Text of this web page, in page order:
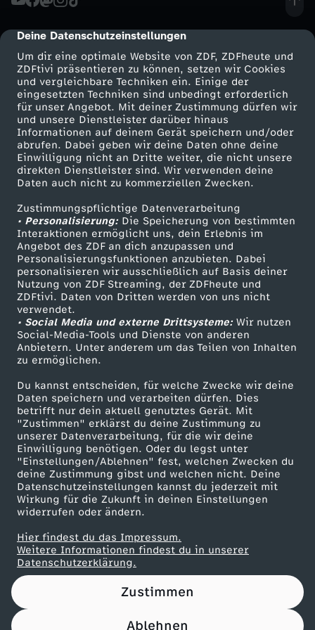
cmp-dialog-description
Deine Datenschutzeinstellungen
Um dir eine optimale Website von ZDF, ZDFheute und
ZDFtivi präsentieren zu können, setzen wir Cookies
und vergleichbare Techniken ein. Einige der
eingesetzten Techniken sind unbedingt erforderlich
für unser Angebot. Mit deiner Zustimmung dürfen wir
und unsere Dienstleister darüber hinaus
Informationen auf deinem Gerät speichern und/oder
abrufen. Dabei geben wir deine Daten ohne deine
Einwilligung nicht an Dritte weiter, die nicht unsere
direkten Dienstleister sind. Wir verwenden deine
Daten auch nicht zu kommerziellen Zwecken.
Zustimmungspflichtige Datenverarbeitung
• Personalisierung:Die Speicherung von bestimmten
Interaktionen ermöglicht uns, dein Erlebnis im
Angebot des ZDF an dich anzupassen und
Personalisierungsfunktionen anzubieten. Dabei
personalisieren wir ausschließlich auf Basis deiner
Nutzung von ZDF Streaming, der ZDFheute und
ZDFtivi. Daten von Dritten werden von uns nicht
verwendet.
• Social Media und externe Drittsysteme:Wir nutzen
Social-Media-Tools und Dienste von anderen
Anbietern. Unter anderem um das Teilen von Inhalten
zu ermöglichen.
Du kannst entscheiden, für welche Zwecke wir deine
Daten speichern und verarbeiten dürfen. Dies
betrifft nur dein aktuell genutztes Gerät. Mit
"Zustimmen" erklärst du deine Zustimmung zu
unserer Datenverarbeitung, für die wir deine
Einwilligung benötigen. Oder du legst unter
"Einstellungen/Ablehnen" fest, welchen Zwecken du
deine Zustimmung gibst und welchen nicht. Deine
Datenschutzeinstellungen kannst du jederzeit mit
Wirkung für die Zukunft in deinen Einstellungen
widerrufen oder ändern.
Hier findest du das Impressum.
Weitere Informationen findest du in unserer
Datenschutzerklärung.
Zustimmen
Ablehnen
e
n
d
e
M
o
r
d
-
B
l
u
t
s
b
n
d
e
p
u
r
g
i
s
n
a
c
h
t
-
D
i
e
M
ä
d
c
l
m
a
n
n
s
l
e
t
z
t
e
B
e
s
c
h
d
a
u
f
h
ö
c
h
s
t
e
r
E
b
e
n
e
J
u
l
i
.
i
e
S
c
ü
s
s
e
v
o
n
Mehr ZDF
ZDF-Apps
Smart TV
ZDFtext
Livestreams
Sendungen A-Z
TV-Programm
Service
ZDFmitreden
Kontakt zum ZDF
Tickets
Zuschauerservice
Hilfe
ZDF Unternehmen
Karriere
ZDF goes Schule
Werbefernsehen
Mainzelmännchen
Partner